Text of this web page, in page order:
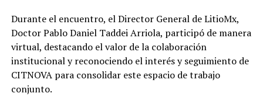
Durante el encuentro, el Director General de LitioMx,
Doctor Pablo Daniel Taddei Arriola, participó de manera
virtual, destacando el valor de la colaboración
institucional y reconociendo el interés y seguimiento de
CITNOVA para consolidar este espacio de trabajo
conjunto.